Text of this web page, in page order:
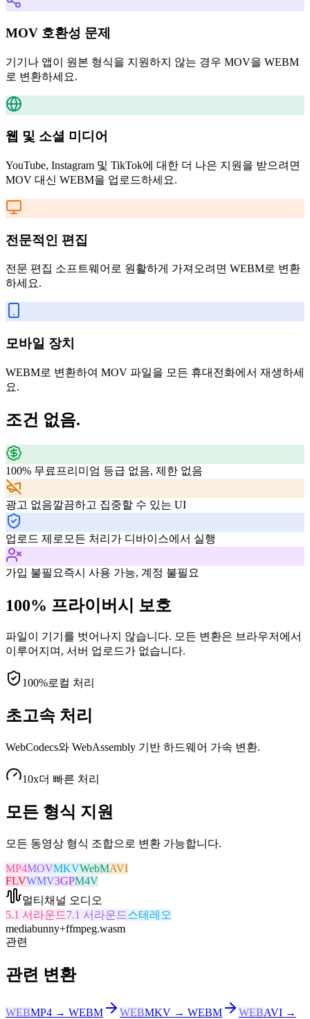
MOV 호환성 문제
기기나 앱이 원본 형식을 지원하지 않는 경우 MOV을 WEBM
로 변환하세요.
웹 및 소셜 미디어
YouTube, Instagram 및 TikTok에 대한 더 나은 지원을 받으려면
MOV 대신 WEBM을 업로드하세요.
전문적인 편집
전문 편집 소프트웨어로 원활하게 가져오려면 WEBM로 변환
하세요.
모바일 장치
WEBM로 변환하여 MOV 파일을 모든 휴대전화에서 재생하세
요.
조건 없음.
100% 무료 프리미엄 등급 없음, 제한 없음
광고 없음깔끔하고 집중할 수 있는 UI
업로드 제로 모든 처리가 디바이스에서 실행
가입 불필요즉시 사용 가능, 계정 불필요
100% 프라이버시 보호
파일이 기기를 벗어나지 않습니다. 모든 변환은 브라우저에서
이루어지며, 서버 업로드가 없습니다.
100%로컬 처리
초고속 처리
WebCodecs와 WebAssembly 기반 하드웨어 가속 변환.
10x더 빠른 처리
모든 형식 지원
모든 동영상 형식 조합으로 변환 가능합니다.
MP4MOVMKVWebMAVI
FLVWMV3GPM4V
멀티채널 오디오
5.1 서라운드7.1 서라운드스테레오
mediabunny+ffmpeg.wasm
관련
관련 변환
WEBMP4 → WEBM WEBMKV → WEBM WEBAVI →